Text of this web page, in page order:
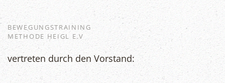
BEWEGUNGSTRAINING
METHODE HEIGL E.V
vertreten durch den Vorstand: